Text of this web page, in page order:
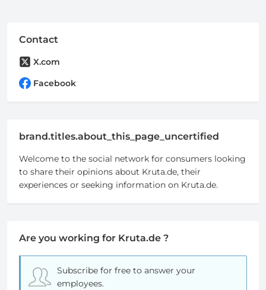
Contact
X.com
Facebook
brand.titles.about_this_page_uncertified
Welcome to the social network for consumers looking
to share their opinions about Kruta.de, their
experiences or seeking information on Kruta.de.
Are you working for Kruta.de ?
Subscribe for freeto answer your
employees.